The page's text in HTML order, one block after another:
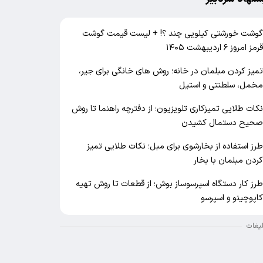
گوشت خورشتی کیلویی چند ؟! + لیست قیمت گوشت
قرمز امروز ۶ اردیبهشت ۱۴۰۵
تمیز کردن مبلمان در خانه؛ روش های خانگی برای جیر،
مخمل، سلطنتی و استیل
نکات طلایی تمیزکاری تلویزیون؛ از دفترچه راهنما تا روش
صحیح دستمال کشیدن
طرز استفاده از بخارشوی برای مبل؛ نکات طلایی تمیز
کردن مبلمان با بخار
طرز کار دستگاه اسپرسوساز بوش؛ از قطعات تا روش تهیه
کاپوچینو و اسپرسو